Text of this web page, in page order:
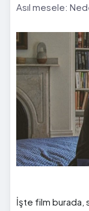
Asıl mesele:
İşte film burada,